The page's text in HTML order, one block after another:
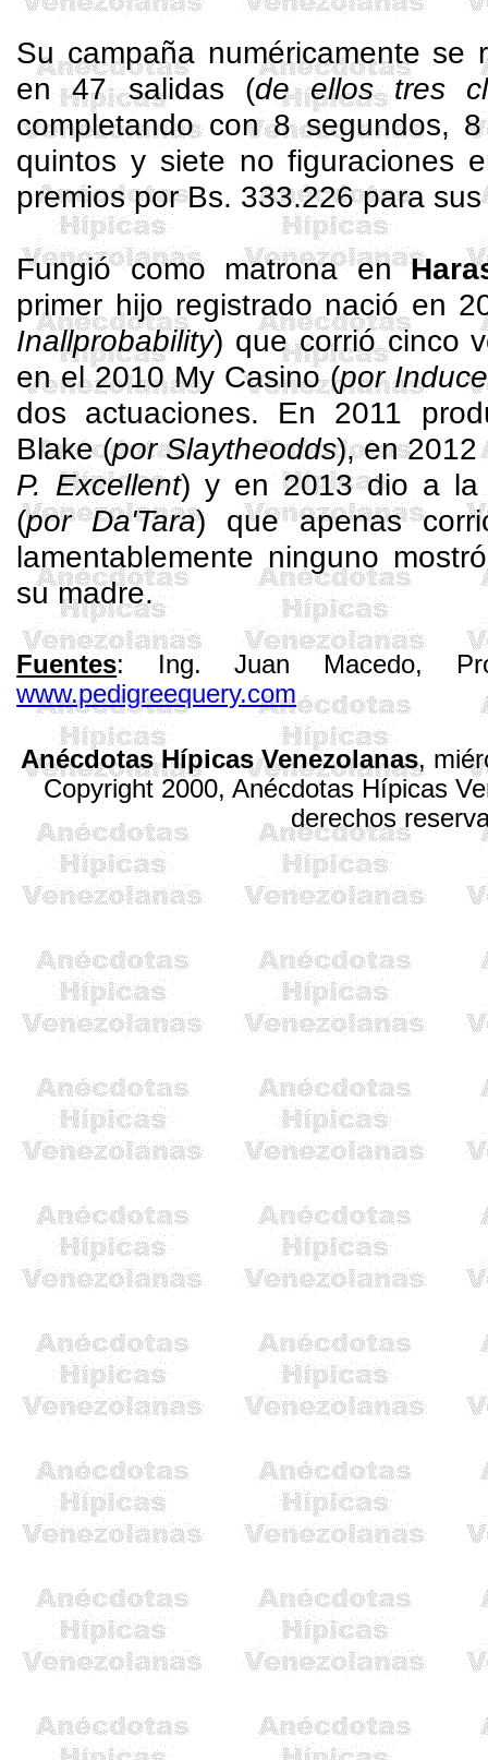
Su campaña numéricamente se
en 47 salidas (de ellos tres
completando con 8 segundos,
quintos y siete no figuraciones
premios por Bs. 333.226 para
Fungió como matrona en
primer hijo registrado nació en
Inallprobability) que corrió cinco
en el 2010My Casino (por
dos actuaciones. En 2011
Blake (porSlaytheodds), en 2012
P.Excellent) y en 2013 dio a
(porDa'Tara) que apenas
lamentablemente ninguno
su madre.
Fuentes: Ing. Juan Macedo,
www.pedigreequery.com
Anécdotas Hípicas Venezolanas,
Copyright 2000, Anécdotas Hípicas
derechos